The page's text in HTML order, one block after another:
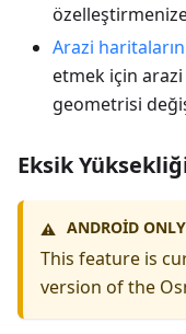
Arazi
etmek için arazi
geometrisi
Eksik
⚠️ ANDROID ONLY
This feature is
version of the